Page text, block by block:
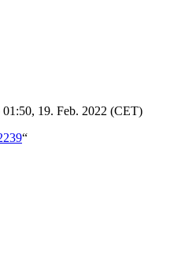
01:50, 19. Feb. 2022 (CET)
“